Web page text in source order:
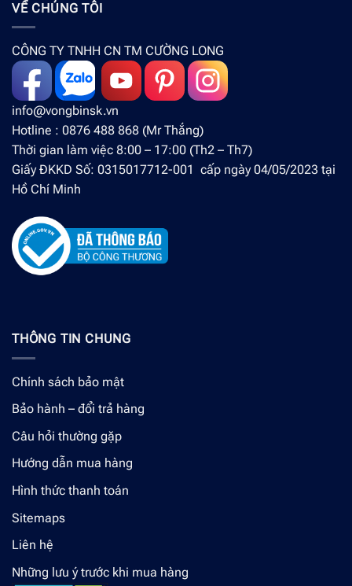
VỀ CHÚNG TÔI
CÔNG TY TNHH CN TM CƯỜNG LONG
info@vongbinsk.vn
Hotline : 0876 488 868 (Mr Thắng)
Thời gian làm việc 8:00 – 17:00 (Th2 – Th7)
Giấy ĐKKD Số: 0315017712-001 cấp ngày 04/05/2023 tại
Hồ Chí Minh
THÔNG TIN CHUNG
Chính sách bảo mật
Bảo hành – đổi trả hàng
Câu hỏi thường gặp
Hướng dẫn mua hàng
Hình thức thanh toán
Sitemaps
Liên hệ
Những lưu ý trước khi mua hàng